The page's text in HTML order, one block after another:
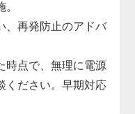
、再発防止のアドバ
時点で、無理に電源
ください。早期対応